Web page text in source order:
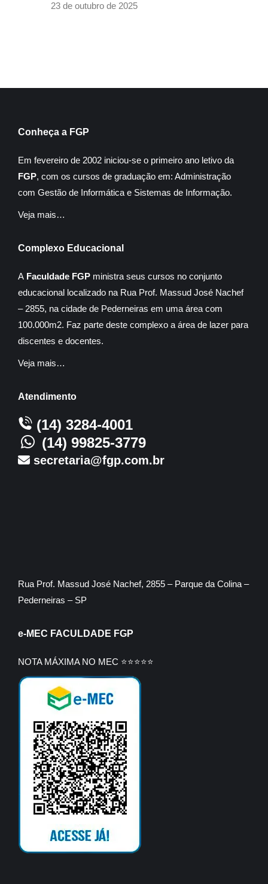
23 de outubro de 2025
Conheça a FGP
Em fevereiro de 2002 iniciou-se o primeiro ano letivo da
FGP, com os cursos de graduação em: Administração
com Gestão de Informática e Sistemas de Informação.
Veja mais…
Complexo Educacional
A Faculdade FGP ministra seus cursos no conjunto
educacional localizado na Rua Prof. Massud José Nachef
– 2855, na cidade de Pederneiras em uma área com
100.000m2. Faz parte deste complexo a área de lazer para
discentes e docentes.
Veja mais…
Atendimento
(14) 3284-4001
(14) 99825-3779
secretaria@fgp.com.br
Rua Prof. Massud José Nachef, 2855 – Parque da Colina –
Pederneiras – SP
e-MEC FACULDADE FGP
NOTA MÁXIMA NO MEC ⭐⭐⭐⭐⭐